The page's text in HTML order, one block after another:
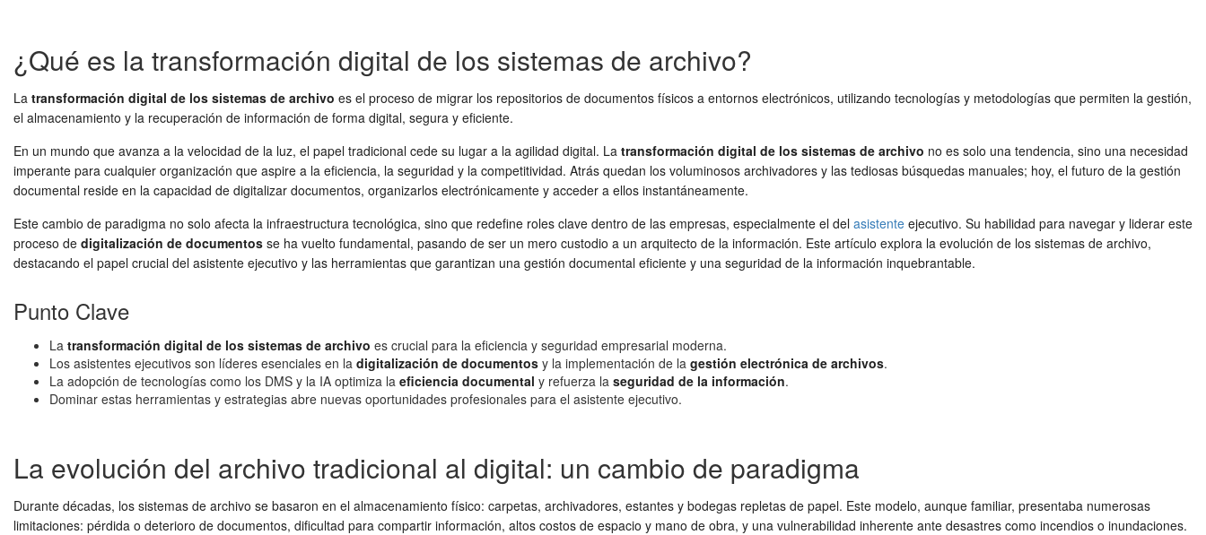
¿Qué es la transformación digital de los sistemas de archivo?
La transformación digital de los sistemas de archivo es el proceso de migrar los repositorios de documentos físicos a entornos electrónicos, utilizando tecnologías y metodologías que permiten la gestión,
el almacenamiento y la recuperación de información de forma digital, segura y eficiente.
En un mundo que avanza a la velocidad de la luz, el papel tradicional cede su lugar a la agilidad digital. La transformación digital de los sistemas de archivo no es solo una tendencia, sino una necesidad
imperante para cualquier organización que aspire a la eficiencia, la seguridad y la competitividad. Atrás quedan los voluminosos archivadores y las tediosas búsquedas manuales; hoy, el futuro de la gestión
documental reside en la capacidad de digitalizar documentos, organizarlos electrónicamente y acceder a ellos instantáneamente.
Este cambio de paradigma no solo afecta la infraestructura tecnológica, sino que redefine roles clave dentro de las empresas, especialmente el del asistente ejecutivo. Su habilidad para navegar y liderar este
proceso de digitalización de documentos se ha vuelto fundamental, pasando de ser un mero custodio a un arquitecto de la información. Este artículo explora la evolución de los sistemas de archivo,
destacando el papel crucial del asistente ejecutivo y las herramientas que garantizan una gestión documental eficiente y una seguridad de la información inquebrantable.
Punto Clave
La transformación digital de los sistemas de archivo es crucial para la eficiencia y seguridad empresarial moderna.
Los asistentes ejecutivos son líderes esenciales en la digitalización de documentos y la implementación de la gestión electrónica de archivos.
La adopción de tecnologías como los DMS y la IA optimiza la eficiencia documental y refuerza la seguridad de la información.
Dominar estas herramientas y estrategias abre nuevas oportunidades profesionales para el asistente ejecutivo.
La evolución del archivo tradicional al digital: un cambio de paradigma
Durante décadas, los sistemas de archivo se basaron en el almacenamiento físico: carpetas, archivadores, estantes y bodegas repletas de papel. Este modelo, aunque familiar, presentaba numerosas
limitaciones: pérdida o deterioro de documentos, dificultad para compartir información, altos costos de espacio y mano de obra, y una vulnerabilidad inherente ante desastres como incendios o inundaciones.